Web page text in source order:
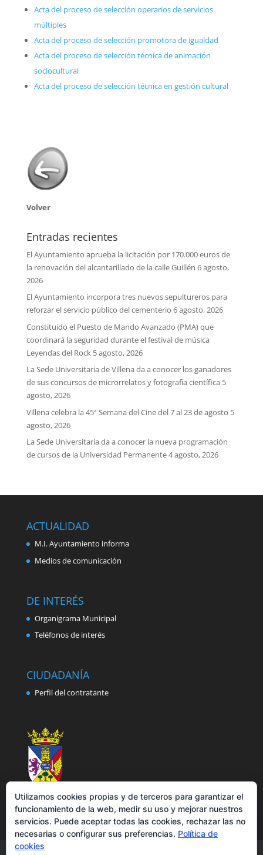
Acta del proceso de selección operarios de servicios
múltiples
Acta del proceso de selección promotora de igualdad
Acta del proceso de selección técnica de animación
sociocultural
Acta del proceso de selección técnica en gestión cultural
Volver
Entradas recientes
El Ayuntamiento aprueba la licitación por 170.000 euros de
la renovación del alcantarillado de la calle Guillén 6 agosto,
2026
El Ayuntamiento incorpora tres nuevos sepultureros para
reforzar el servicio público del cementerio 6 agosto, 2026
Constituido el Puesto de Mando Avanzado (PMA) que
coordinará la seguridad durante el festival de música
Leyendas del Rock 5 agosto, 2026
La Sede Universitaria de Villena da a conocer los ganadores
de sus concursos de microrrelatos y fotografía científica 5
agosto, 2026
Villena celebra la 45ª Semana del Cine del 7 al 23 de agosto 5
agosto, 2026
La Sede Universitaria da a conocer la nueva programación
de cursos de la Universidad Permanente4 agosto, 2026
ACTUALIDAD
M.I. Ayuntamiento informa
Medios de comunicación
DE INTERÉS
Organigrama Municipal
Teléfonos de interés
CIUDADANÍA
Perfil del contratante
Utilizamos cookies propias y de terceros para garantizar el
funcionamiento de la web, medir su uso y mejorar nuestros
servicios. Puede aceptar todas las cookies, rechazar las no
necesarias o configurar sus preferencias. Política de
cookies